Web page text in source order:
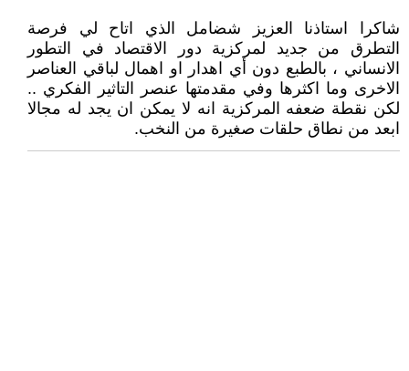
شاكرا استاذنا العزيز شضامل الذي اتاح لي فرصة
التطرق من جديد لمركزية دور الاقتصاد في التطور
الانساني ، بالطبع دون أي اهدار او اهمال لباقي العناصر
الاخرى وما اكثرها وفي مقدمتها عنصر التاثير الفكري ..
لكن نقطة ضعفه المركزية انه لا يمكن ان يجد له مجالا
ابعد من نطاق حلقات صغيرة من النخب.